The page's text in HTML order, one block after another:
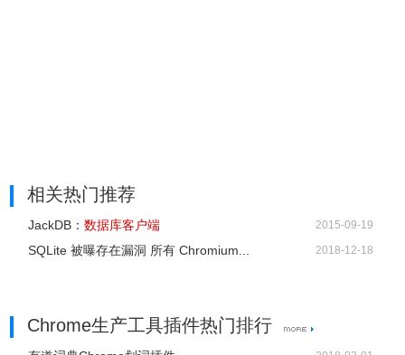
相关热门推荐
JackDB：数据库客户端 2015-09-19
SQLite 被曝存在漏洞 所有 Chromium... 2018-12-18
Chrome生产工具插件热门排行